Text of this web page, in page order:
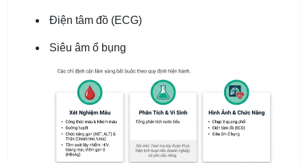
Điện tâm đồ (ECG)
Siêu âm ổ bụng